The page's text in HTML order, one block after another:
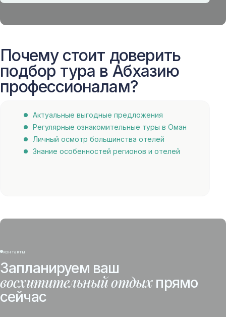
Почему стоит доверить
подбор тура в Абхазию
профессионалам?
Актуальные выгодные предложения
Регулярные ознакомительные туры в Оман
Личный осмотр большинства отелей
Знание особенностей регионов и отелей
контакты
Запланируем ваш
восхитительный отдыхпрямо
сейчас